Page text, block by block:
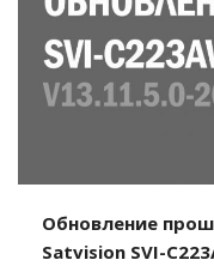
Обновление
Satvision SVI-